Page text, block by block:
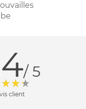
/ 5
client